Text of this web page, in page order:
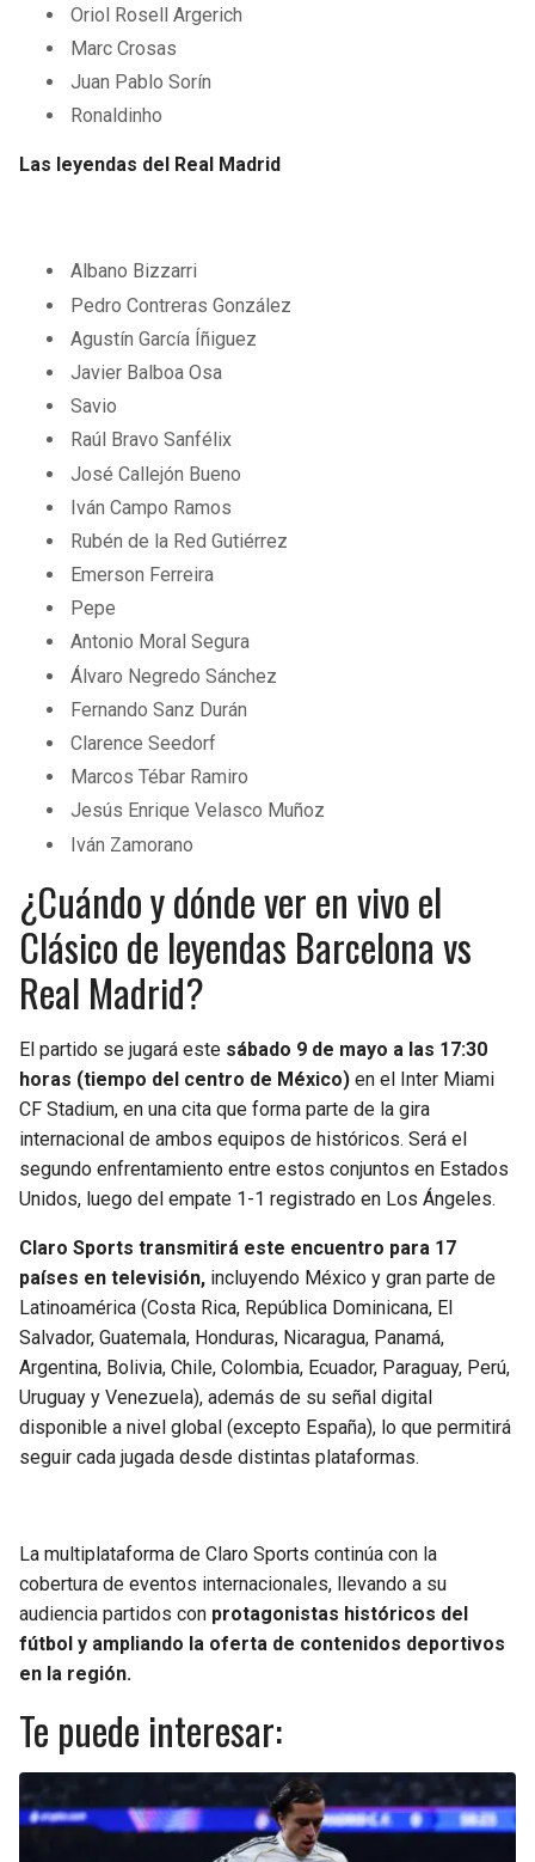
Oriol Rosell Argerich
Marc Crosas
Juan Pablo Sorín
Ronaldinho
Las leyendas del Real Madrid
Albano Bizzarri
Pedro Contreras González
Agustín García Íñiguez
Javier Balboa Osa
Savio
Raúl Bravo Sanfélix
José Callejón Bueno
Iván Campo Ramos
Rubén de la Red Gutiérrez
Emerson Ferreira
Pepe
Antonio Moral Segura
Álvaro Negredo Sánchez
Fernando Sanz Durán
Clarence Seedorf
Marcos Tébar Ramiro
Jesús Enrique Velasco Muñoz
Iván Zamorano
¿Cuándo y dónde ver en vivo el
Clásico de leyendas Barcelona vs
Real Madrid?
El partido se jugará este sábado 9 de mayo a las 17:30
horas (tiempo del centro de México) en el Inter Miami
CF Stadium, en una cita que forma parte de la gira
internacional de ambos equipos de históricos. Será el
segundo enfrentamiento entre estos conjuntos en Estados
Unidos, luego del empate 1-1 registrado en Los Ángeles.
Claro Sports transmitirá este encuentro para 17
países en televisión, incluyendo México y gran parte de
Latinoamérica (Costa Rica, República Dominicana, El
Salvador, Guatemala, Honduras, Nicaragua, Panamá,
Argentina, Bolivia, Chile, Colombia, Ecuador, Paraguay, Perú,
Uruguay y Venezuela), además de su señal digital
disponible a nivel global (excepto España), lo que permitirá
seguir cada jugada desde distintas plataformas.
La multiplataforma de Claro Sports continúa con la
cobertura de eventos internacionales, llevando a su
audiencia partidos con protagonistas históricos del
fútbol y ampliando la oferta de contenidos deportivos
en la región.
Te puede interesar: